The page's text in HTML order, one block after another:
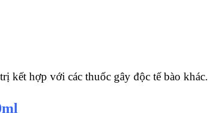
kết hợp với các thuốc gây độc tế bào khác.